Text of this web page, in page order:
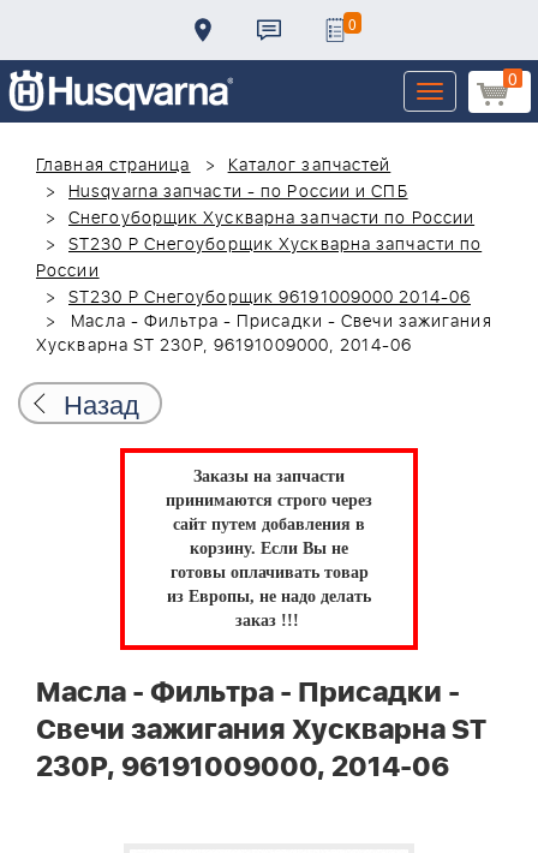
0
0
Toggle
navigation
Главная страница
Каталог запчастей
Husqvarna запчасти - по России и СПБ
Снегоуборщик Хускварна запчасти по России
ST230 P Снегоуборщик Хускварна запчасти по
России
ST230 P Снегоуборщик 96191009000 2014-06
Масла - Фильтра - Присадки - Свечи зажигания
Хускварна ST 230P, 96191009000, 2014-06
Назад
Заказы на запчасти
принимаются строго через
сайт путем добавления в
корзину. Если Вы не
готовы оплачивать товар
из Европы, не надо делать
заказ !!!
Масла - Фильтра - Присадки -
Свечи зажигания Хускварна ST
230P, 96191009000, 2014-06